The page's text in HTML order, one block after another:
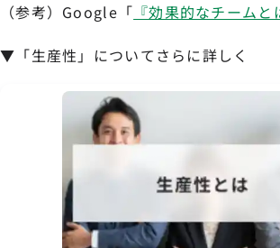
（参考）Google「 『効果的なチーム
▼「生産性」についてさらに詳しく